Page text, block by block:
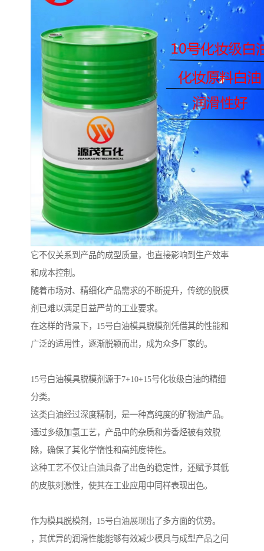
它不仅关系到产品的成型质量，也直接影响到生产效率
和成本控制。
随着市场对、精细化产品需求的不断提升，传统的脱模
剂已难以满足日益严苛的工业要求。
在这样的背景下，15号白油模具脱模剂凭借其的性能和
广泛的适用性，逐渐脱颖而出，成为众多厂家的。
15号白油模具脱模剂源于7+10+15号化妆级白油的精细
分类。
这类白油经过深度精制，是一种高纯度的矿物油产品。
通过多级加氢工艺，产品中的杂质和芳香烃被有效脱
除，确保了其化学惰性和高纯度特性。
这种工艺不仅让白油具备了出色的稳定性，还赋予其低
的皮肤刺激性，使其在工业应用中同样表现出色。
作为模具脱模剂，15号白油展现出了多方面的优势。
，其优异的润滑性能能够有效减少模具与成型产品之间